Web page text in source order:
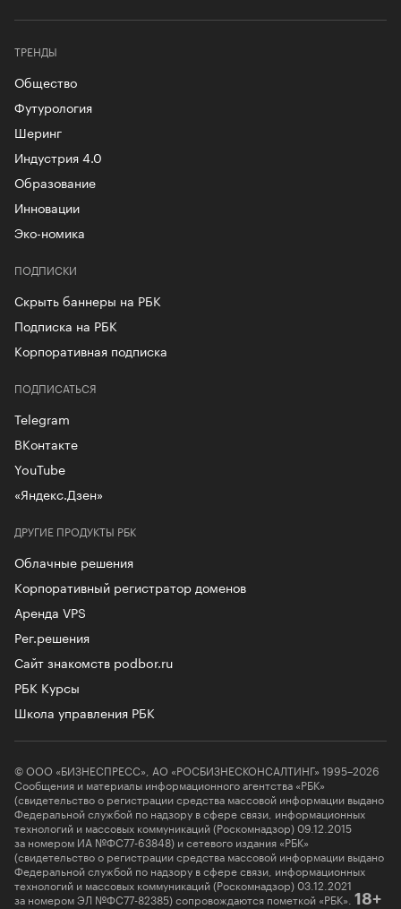
ТРЕНДЫ
Общество
Футурология
Шеринг
Индустрия 4.0
Образование
Инновации
Эко-номика
ПОДПИСКИ
Скрыть баннеры на РБК
Подписка на РБК
Корпоративная подписка
ДРУГИЕ ПРОДУКТЫ РБК
Облачные решения
Корпоративный регистратор доменов
Аренда VPS
Рег.решения
Сайт знакомств podbor.ru
РБК Курсы
Школа управления РБК
ПОДПИСАТЬСЯ
Telegram
ВКонтакте
YouTube
«Яндекс.Дзен»
© ООО «БИЗНЕСПРЕСС», АО «РОСБИЗНЕСКОНСАЛТИНГ» 1995–2026
Сообщения и материалы информационного агентства «РБК»
(свидетельство о регистрации средства массовой информации выдано
Федеральной службой по надзору в сфере связи, информационных
технологий и массовых коммуникаций (Роскомнадзор) 09.12.2015
за номером ИА №ФС77-63848) и сетевого издания «РБК»
(свидетельство о регистрации средства массовой информации выдано
Федеральной службой по надзору в сфере связи, информационных
технологий и массовых коммуникаций (Роскомнадзор) 03.12.2021
за номером ЭЛ №ФС77-82385) сопровождаются пометкой «РБК». 18+